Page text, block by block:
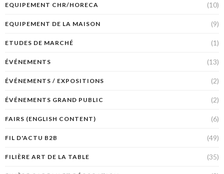
EQUIPEMENT CHR/HORECA (10)
EQUIPEMENT DE LA MAISON (9)
ETUDES DE MARCHÉ (1)
ÉVÉNEMENTS (13)
ÉVÉNEMENTS / EXPOSITIONS (2)
ÉVÉNEMENTS GRAND PUBLIC (2)
FAIRS (ENGLISH CONTENT) (6)
FIL D'ACTU B2B (49)
FILIÈRE ART DE LA TABLE (35)